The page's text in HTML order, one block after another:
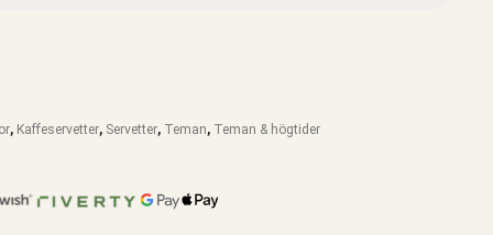
, Kaffeservetter, Servetter, Teman, Teman & högtider